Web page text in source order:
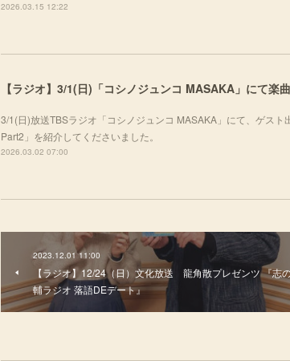
2026.03.15 12:22
【ラジオ】3/1(日)「コシノジュンコ MASAKA」にて楽
3/1(日)放送TBSラジオ「コシノジュンコ MASAKA」にて、ゲス
Part2」を紹介してくださいました。
2026.03.02 07:00
2023.12.01 11:00
【ラジオ】12/24（日）文化放送 龍角散プレゼンツ 『志
輔ラジオ 落語DEデート』